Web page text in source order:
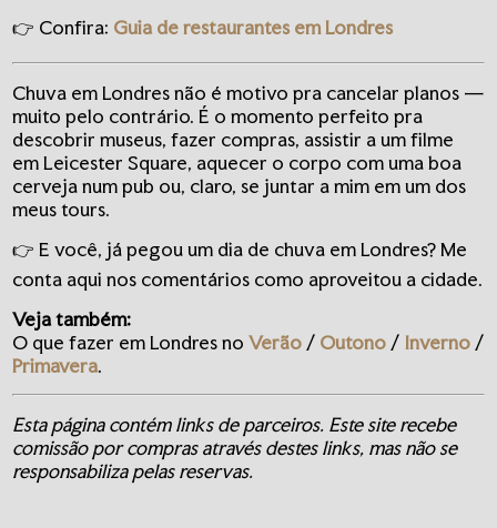
👉 Confira: Guia de restaurantes em Londres
Chuva em Londres não é motivo pra cancelar planos —
muito pelo contrário. É o momento perfeito pra
descobrir museus, fazer compras, assistir a um filme
em Leicester Square, aquecer o corpo com uma boa
cerveja num pub ou, claro, se juntar a mim em um dos
meus tours.
👉 E você, já pegou um dia de chuva em Londres? Me
conta aqui nos comentários como aproveitou a cidade.
Veja também:
O que fazer em Londres noVerão / Outono / Inverno /
Primavera.
Esta página contém links de parceiros. Este site recebe
comissão por compras através destes links, mas não se
responsabiliza pelas reservas.